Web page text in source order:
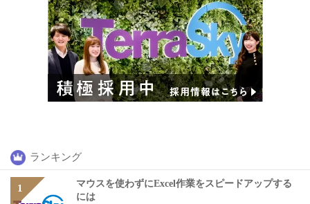
ランキング
マウスを使わずにExcel作業をスピードアップする
には